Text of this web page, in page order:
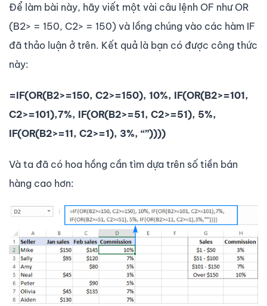
Để làm bài này, hãy viết một vài câu lệnh OF như OR
(B2> = 150, C2> = 150) và lồng chúng vào các hàm IF
đã thảo luận ở trên. Kết quả là bạn có được công thức
này:
=IF(OR(B2>=150, C2>=150), 10%, IF(OR(B2>=101,
C2>=101),7%, IF(OR(B2>=51, C2>=51), 5%,
IF(OR(B2>=11, C2>=1), 3%, “”))))
Và ta đã có hoa hồng cần tìm dựa trên số tiền bán
hàng cao hơn: